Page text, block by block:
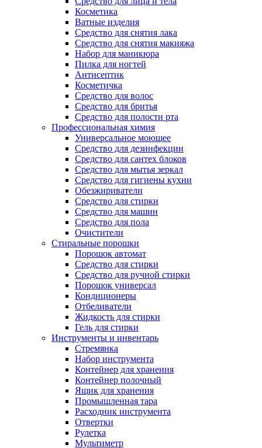
Косметика
Ватные изделия
Средство для снятия лака
Средство для снятия макияжа
Набор для маникюра
Пилка для ногтей
Антисептик
Косметичка
Средство для волос
Средство для бритья
Средство для полости рта
Профессиональная химия
Универсальное моющее
Средство для дезинфекции
Средство для сантех блоков
Средство для мытья зеркал
Средство для гигиены кухни
Обезжириватели
Средство для стирки
Средство для машин
Средство для пола
Очистители
Стиральные порошки
Порошок автомат
Средство для стирки
Средство для ручной стирки
Порошок универсал
Кондиционеры
Отбеливатели
Жидкость для стирки
Гель для стирки
Инструменты и инвентарь
Стремянка
Набор инструмента
Контейнер для хранения
Контейнер полочный
Ящик для хранения
Промышленная тара
Расходник инструмента
Отвертки
Рулетка
Мультиметр